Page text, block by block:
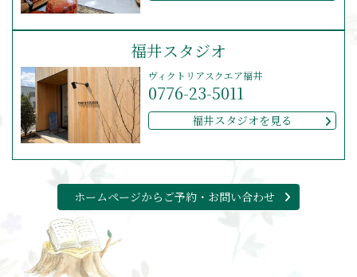
福井スタジオ
ヴィクトリアスクエア福井
0776-23-5011
福井スタジオを見る
ホームページからご予約・お問い合わせ